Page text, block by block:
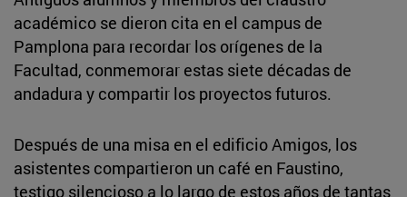
académico se dieron cita en el campus de
Pamplona para recordar los orígenes de la
Facultad, conmemorar estas siete décadas de
andadura y compartir los proyectos futuros.
Después de una misa en el edificio Amigos, los
asistentes compartieron un café en Faustino,
testigo silencioso a lo largo de estos años de tantas